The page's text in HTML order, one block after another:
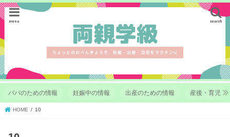
search
menu
パパのための情報 妊娠中の情報 出産のための情報 産後・育児
HOME 10